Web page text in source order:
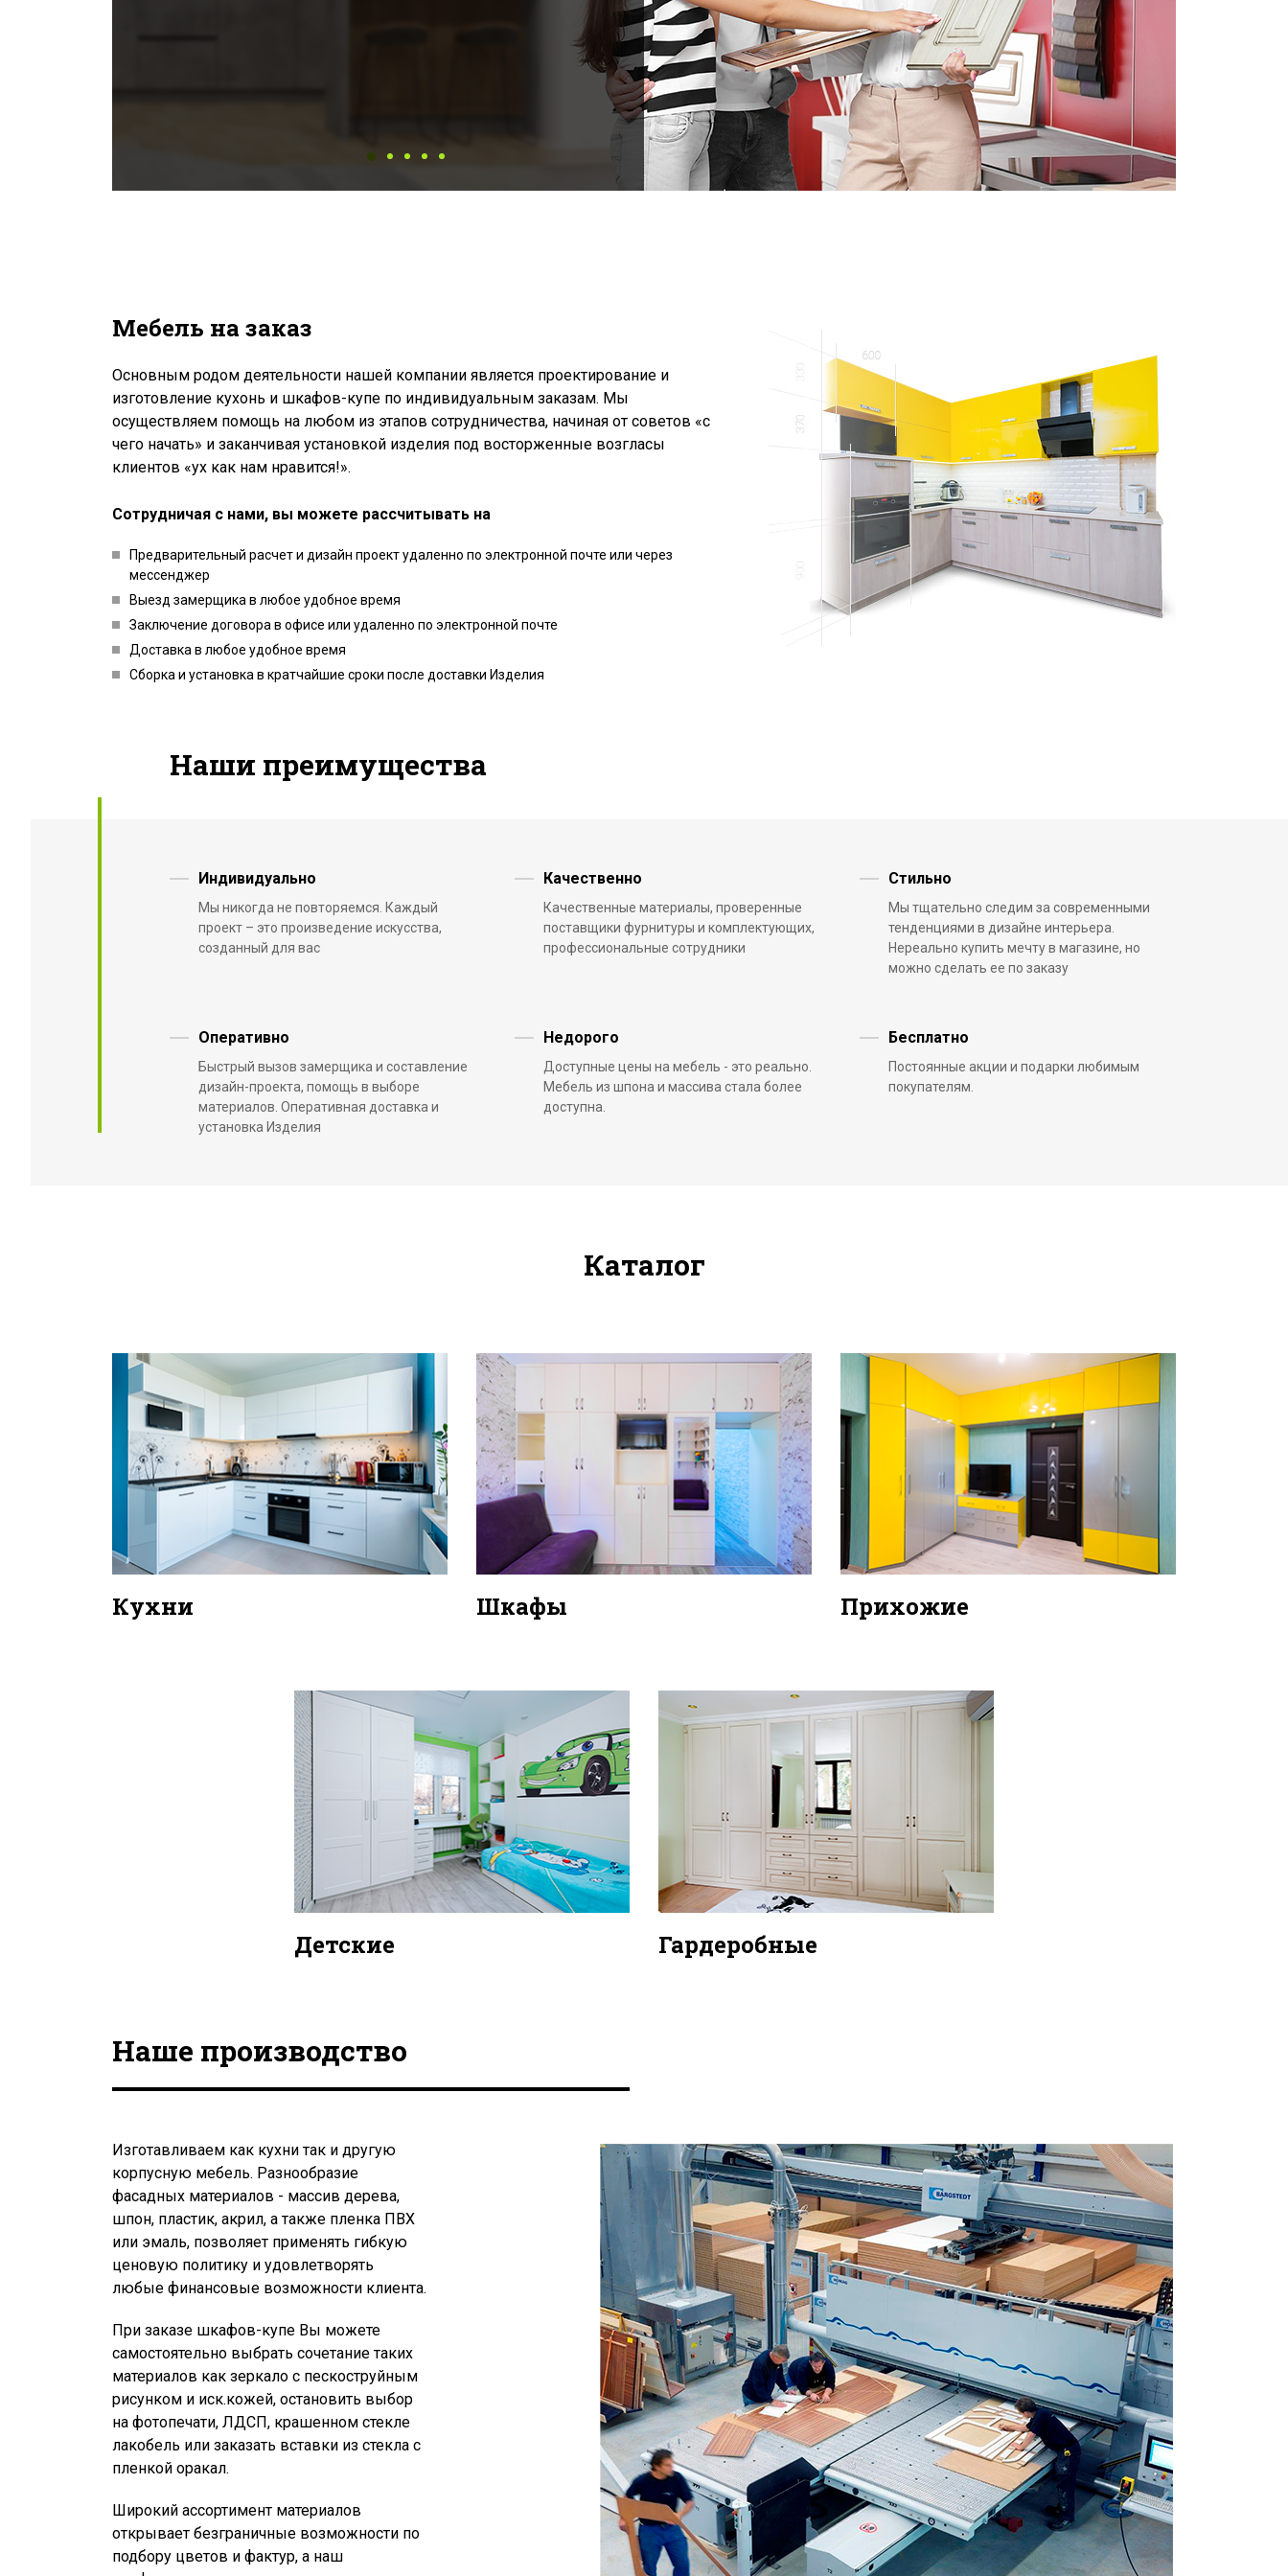
Мебель на заказ
Основным родом деятельности нашей компании является проектирование и
изготовление кухонь и шкафов-купе по индивидуальным заказам. Мы
осуществляем помощь на любом из этапов сотрудничества, начиная от советов «с
чего начать» и заканчивая установкой изделия под восторженные возгласы
клиентов «ух как нам нравится!».
Сотрудничая с нами, вы можете рассчитывать на
Предварительный расчет и дизайн проект удаленно по электронной почте или через
мессенджер
Выезд замерщика в любое удобное время
Заключение договора в офисе или удаленно по электронной почте
Доставка в любое удобное время
Сборка и установка в кратчайшие сроки после доставки Изделия
Наши преимущества
Индивидуально
Мы никогда не повторяемся. Каждый
проект – это произведение искусства,
созданный для вас
Качественно
Качественные материалы, проверенные
поставщики фурнитуры и комплектующих,
профессиональные сотрудники
Стильно
Мы тщательно следим за современными
тенденциями в дизайне интерьера.
Нереально купить мечту в магазине, но
можно сделать ее по заказу
Оперативно
Быстрый вызов замерщика и составление
дизайн-проекта, помощь в выборе
материалов. Оперативная доставка и
установка Изделия
Недорого
Доступные цены на мебель - это реально.
Мебель из шпона и массива стала более
доступна.
Бесплатно
Постоянные акции и подарки любимым
покупателям.
Каталог
Кухни Шкафы Прихожие
Детские Гардеробные
Наше производство
Изготавливаем как кухни так и другую
корпусную мебель. Разнообразие
фасадных материалов - массив дерева,
шпон, пластик, акрил, а также пленка ПВХ
или эмаль, позволяет применять гибкую
ценовую политику и удовлетворять
любые финансовые возможности клиента.
При заказе шкафов-купе Вы можете
самостоятельно выбрать сочетание таких
материалов как зеркало с пескоструйным
рисунком и иск.кожей, остановить выбор
на фотопечати, ЛДСП, крашенном стекле
лакобель или заказать вставки из стекла с
пленкой оракал.
Широкий ассортимент материалов
открывает безграничные возможности по
подбору цветов и фактур, а наш